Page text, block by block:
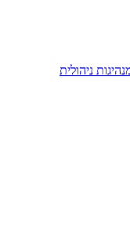
ניהולית